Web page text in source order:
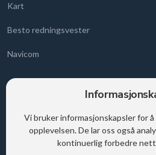
Vi bruker informasjonskapsler for
opplevelsen. De lar oss også
kontinuerlig forbedre
Kart
Besto redningsvester
Navicom
Kontaktinformasjon
Frysjaveien 33C
0884 Oslo